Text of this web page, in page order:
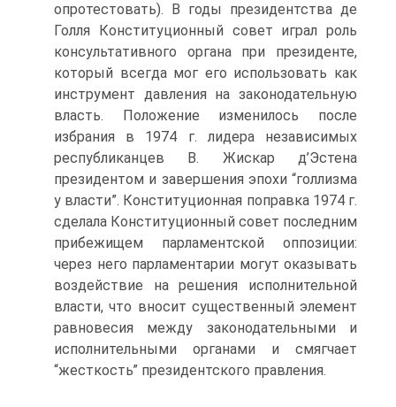
опротестовать). В годы президентства де
Голля Конституционный совет играл роль
консультативного органа при президенте,
который всегда мог его использовать как
инструмент давления на законодательную
власть. Положение изменилось после
избрания в 1974 г. лидера независимых
республиканцев В. Жискар д’Эстена
президентом и завершения эпохи “голлизма
у власти”. Конституционная поправка 1974 г.
сделала Конституционный совет последним
прибежищем парламентской оппозиции:
через него парламентарии могут оказывать
воздействие на решения исполнительной
власти, что вносит существенный элемент
равновесия между законодательными и
исполнительными органами и смягчает
“жесткость” президентского правления.